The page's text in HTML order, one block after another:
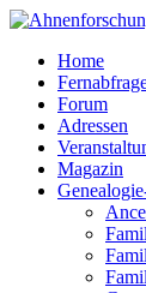
Home
Forum
Adressen
Magazin